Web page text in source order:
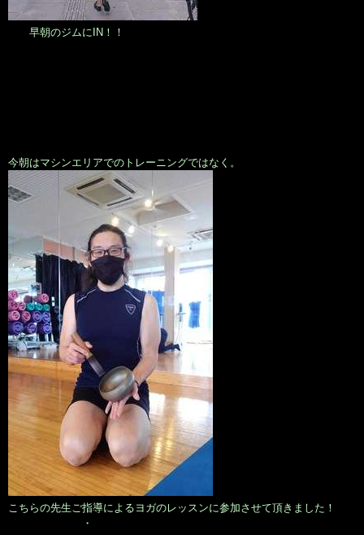
早朝のジムにIN！！
今朝はマシンエリアでのトレーニングではなく。
こちらの先生ご指導によるヨガのレッスンに参加させて頂きました！
・